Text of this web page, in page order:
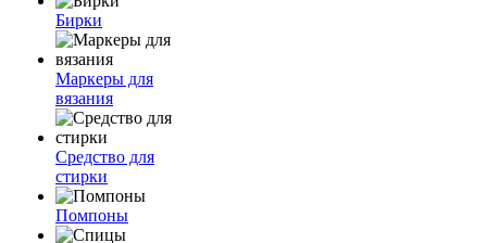
Бирки
Маркеры для
вязания
Средство для
стирки
Помпоны